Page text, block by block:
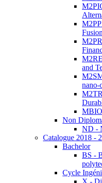
Fusion
and
nano-
Non
ND -
Catalogue 2018 -
Bachelor
BS -
Cycle
X -